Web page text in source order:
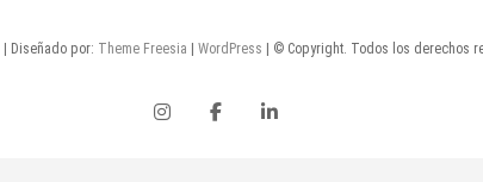
| Diseñado por: Theme Freesia WordPress | © Copyright. Todos los derechos
instagram
facebooklinkedin